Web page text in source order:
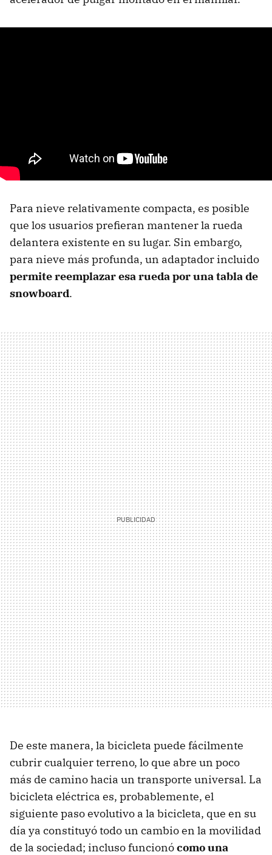
Para nieve relativamente compacta, es posible
que los usuarios prefieran mantener la rueda
delantera existente en su lugar. Sin embargo,
para nieve más profunda, un adaptador incluido
permite reemplazar esa rueda por una tabla de
snowboard.
De este manera, la bicicleta puede fácilmente
cubrir cualquier terreno, lo que abre un poco
más de camino hacia un transporte universal. La
bicicleta eléctrica es, probablemente, el
siguiente paso evolutivo a la bicicleta, que en su
día ya constituyó todo un cambio en la movilidad
de la sociedad; incluso funcionócomo una